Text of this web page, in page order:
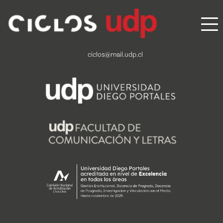
Vergara 240, Santiago, Chile
+562 2676 2000
ciclos@mail.udp.cl